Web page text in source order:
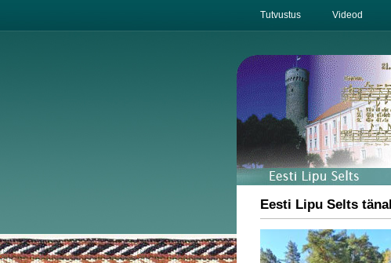
Tutvustus Videod
Eesti Lipu Selts